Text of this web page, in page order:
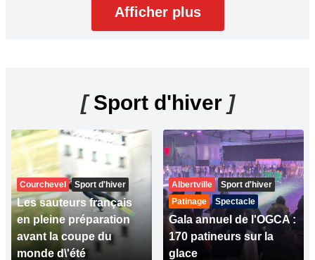
Afficher plus
[Sport d'hiver ]
Courchevel Sport d'hiver
Les sauteurs français
en pleine préparation
avant la coupe du
monde d\'été
Albertville
Sport d'hiver
Patinage
Spectacle
Gala annuel de l'OGCA :
170 patineurs sur la
glace